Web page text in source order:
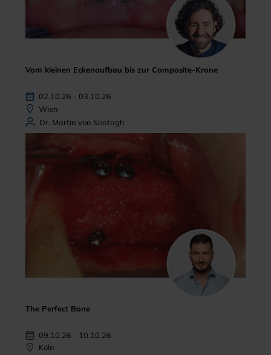
Vom kleinen Eckenaufbau bis zur Composite-Krone
02.10.26 - 03.10.26
Wien
Dr. Martin von Sontagh
The Perfect Bone
09.10.26 - 10.10.26
Köln